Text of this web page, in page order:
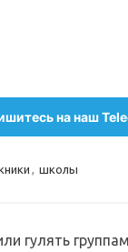
на наш
, школы
гулять